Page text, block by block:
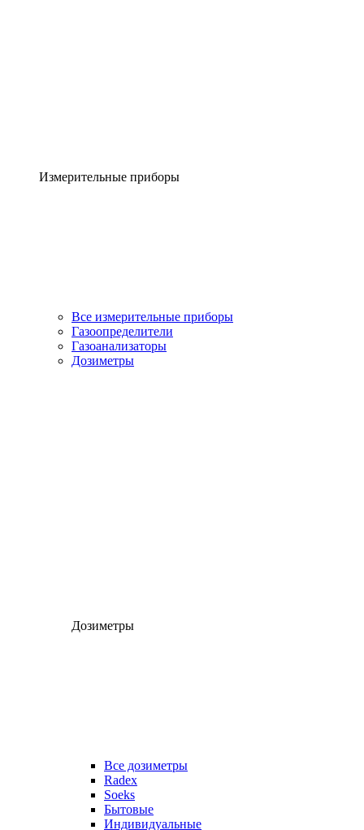
Измерительные приборы
Все измерительные приборы
Газоопределители
Газоанализаторы
Дозиметры
Дозиметры
Все дозиметры
Radex
Soeks
Бытовые
Индивидуальные